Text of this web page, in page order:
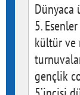
5.
kültür ve
gençlik